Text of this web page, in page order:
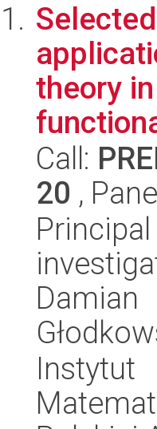
theory in
Call:
20 ,
Principal
Damian
Instytut